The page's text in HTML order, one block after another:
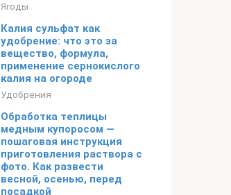
Ягоды
Калия сульфат как
удобрение: что это за
вещество, формула,
применение сернокислого
калия на огороде
Удобрения
Обработка теплицы
медным купоросом —
пошаговая инструкция
приготовления раствора с
фото. Как развести
весной, осенью, перед
посадкой